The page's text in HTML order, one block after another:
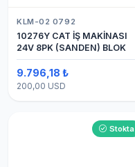
KLM-02 0792
10276Y CAT İŞ MAKİNASI
24V 8PK (SANDEN) BLOK
9.796,18 ₺
200,00 USD
Stokta